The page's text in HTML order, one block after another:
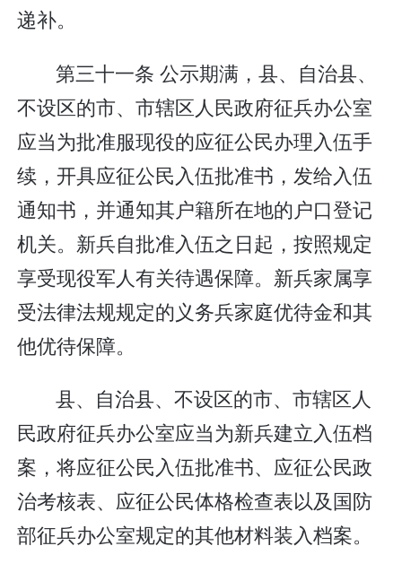
递补。
第三十一条 公示期满，县、自治县、
不设区的市、市辖区人民政府征兵办公室
应当为批准服现役的应征公民办理入伍手
续，开具应征公民入伍批准书，发给入伍
通知书，并通知其户籍所在地的户口登记
机关。新兵自批准入伍之日起，按照规定
享受现役军人有关待遇保障。新兵家属享
受法律法规规定的义务兵家庭优待金和其
他优待保障。
县、自治县、不设区的市、市辖区人
民政府征兵办公室应当为新兵建立入伍档
案，将应征公民入伍批准书、应征公民政
治考核表、应征公民体格检查表以及国防
部征兵办公室规定的其他材料装入档案。